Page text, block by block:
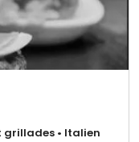
aventure gustative où
grillades • Italien